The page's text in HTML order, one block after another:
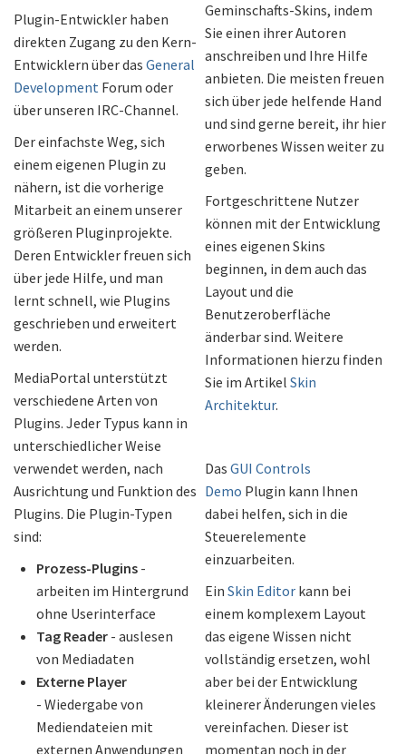
Plugin-Entwickler haben
direkten Zugang zu den Kern-
Entwicklern über das General
Development Forum oder
über unseren IRC-Channel.
Der einfachste Weg, sich
einem eigenen Plugin zu
nähern, ist die vorherige
Mitarbeit an einem unserer
größeren Pluginprojekte.
Deren Entwickler freuen sich
über jede Hilfe, und man
lernt schnell, wie Plugins
geschrieben und erweitert
werden.
MediaPortal unterstützt
verschiedene Arten von
Plugins. Jeder Typus kann in
unterschiedlicher Weise
verwendet werden, nach
Ausrichtung und Funktion des
Plugins. Die Plugin-Typen
sind:
Prozess-Plugins -
arbeiten im Hintergrund
ohne Userinterface
Tag Reader - auslesen
von Mediadaten
Externe Player
- Wiedergabe von
Mediendateien mit
externen Anwendungen
Geminschafts-Skins, indem
Sie einen ihrer Autoren
anschreiben und Ihre Hilfe
anbieten. Die meisten freuen
sich über jede helfende Hand
und sind gerne bereit, ihr hier
erworbenes Wissen weiter zu
geben.
Fortgeschrittene Nutzer
können mit der Entwicklung
eines eigenen Skins
beginnen, in dem auch das
Layout und die
Benutzeroberfläche
änderbar sind. Weitere
Informationen hierzu finden
Sie im Artikel Skin
Architektur.
Das GUI Controls
Demo Plugin kann Ihnen
dabei helfen, sich in die
Steuerelemente
einzuarbeiten.
Ein Skin Editorkann bei
einem komplexem Layout
das eigene Wissen nicht
vollständig ersetzen, wohl
aber bei der Entwicklung
kleinerer Änderungen vieles
vereinfachen. Dieser ist
momentan noch in der